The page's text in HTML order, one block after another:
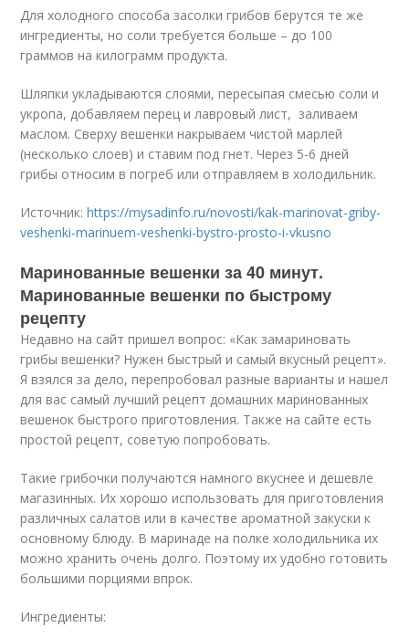
Для холодного способа засолки грибов берутся те же
ингредиенты, но соли требуется больше – до 100
граммов на килограмм продукта.
Шляпки укладываются слоями, пересыпая смесью соли и
укропа, добавляем перец и лавровый лист, заливаем
маслом. Сверху вешенки накрываем чистой марлей
(несколько слоев) и ставим под гнет. Через 5-6 дней
грибы относим в погреб или отправляем в холодильник.
Источник:https://mysadinfo.ru/novosti/kak-marinovat-griby-
veshenki-marinuem-veshenki-bystro-prosto-i-vkusno
Маринованные вешенки за 40 минут.
Маринованные вешенки по быстрому
рецепту
Недавно на сайт пришел вопрос: «Как замариновать
грибы вешенки? Нужен быстрый и самый вкусный рецепт».
Я взялся за дело, перепробовал разные варианты и нашел
для вас самый лучший рецепт домашних маринованных
вешенок быстрого приготовления. Также на сайте есть
простой рецепт, советую попробовать.
Такие грибочки получаются намного вкуснее и дешевле
магазинных. Их хорошо использовать для приготовления
различных салатов или в качестве ароматной закуски к
основному блюду. В маринаде на полке холодильника их
можно хранить очень долго. Поэтому их удобно готовить
большими порциями впрок.
Ингредиенты: